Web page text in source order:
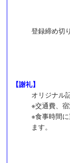
登録締め切り
【謝礼】
オリジナル
※交通費、
※食事時間
ます。